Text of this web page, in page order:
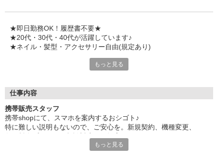
゜・。○。・゜+゜・。○。・゜+゜
★即日勤務OK！履歴書不要★
★20代・30代・40代が活躍しています♪
★ネイル・髪型・アクセサリー自由(規定あり)
でも心配ご無用！
お互いに教え合ったり、フォローしあったりする
和気あいあいとした人間関係がある店舗ばかり！
皆で一緒にステップアップしましょう♪
【選べるお仕事いろいろ】
もっと見る
仕事内容
携帯販売スタッフ
携帯shopにて、スマホを案内するおシゴト♪
特に難しい説明もないので、ご安心を。新規契約、機種変更、
もっと見る